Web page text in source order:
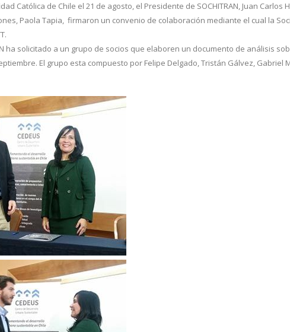
Católica de Chile el 21 de agosto, el Presidente de SOCHITRAN, Juan Carlos
Paola Tapia, firmaron un convenio de colaboración mediante el cual la
ha solicitado a un grupo de socios que elaboren un documento de análisis
El grupo esta compuesto por Felipe Delgado, Tristán Gálvez, Gabriel